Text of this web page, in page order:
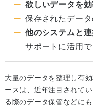
欲しいデータを
保存されたデー
他のシステムと連
サポートに活用で
大量のデータを整理し有
ースは、近年注目されてい
る際のデータ保管などにも